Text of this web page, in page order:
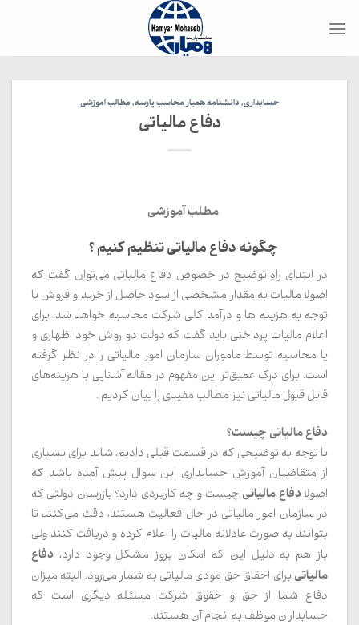
حسابداری, دانشنامه همیار محاسب پارسه,مطالب آموزشی
دفاع مالیاتی
مطلب آموزشی
چگونه دفاع مالیاتی تنظیم کنیم ؟
در ابتدای راهِ توضیح در خصوص دفاع مالیاتی می‌توان گفت که
اصولا مالیات به مقدار مشخصی از سود حاصل از خرید و فروش با
توجه به هزینه ها و درآمد کلی شرکت محاسبه خواهد شد. برای
اعلام مالیات پرداختی باید گفت که دولت دو روش خود اظهاری و
یا محاسبه توسط ماموران سازمان امور مالیاتی را در نظر گرفته
است. برای درک عمیق‌تر این مفهوم در مقاله آشنایی با هزینه‌های
قابل قبول مالیاتی نیز مطالب مفیدی را بیان کردیم .
دفاع مالیاتی چیست؟
با توجه به توضیحی که در قسمت قبلی دادیم، شاید برای بسیاری
از متقاضیان آموزش حسابداری این سوال پیش آمده باشد که
اصولادفاعمالیاتی چیست و چه کاربردی دارد؟ بازرسان دولتی که
در سازمان امور مالیاتی در حال فعالیت هستند، دقت می‌کنند تا
بتوانند به صورت عادلانه مالیات را اعلام کرده و دریافت کنند ولی
باز هم به دلیل این که امکان بروز مشکل وجود دارد، دفاع
مالیاتی برای احقاق حق مودی مالیاتی به شمار می‌رود. البته میزان
دفاع شما از حق و حقوق شرکت مسئله دیگری است که
حسابداران موظف به انجام آن هستند.